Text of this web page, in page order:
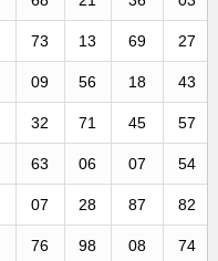
73 13 69 27
09 56 18 43
32 71 45 57
63 06 07 54
07 28 87 82
76 98 08 74